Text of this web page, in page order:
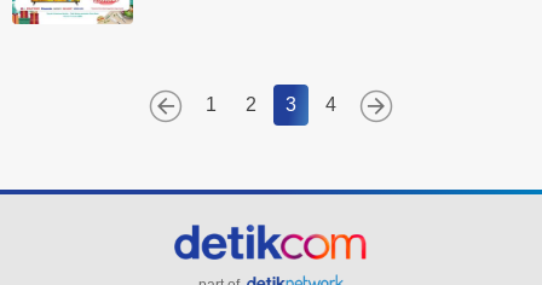
1 2 3 4